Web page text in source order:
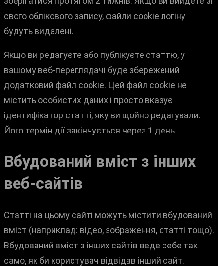
свого облікового запису, файли cookie логіну
будуть видалені.
Якщо ви редагуєте або публікуєте статтю, у
вашому веб-переглядачі буде збережений
додатковий файл cookie. Цей файл cookie не
містить особистих даних і просто вказує
ідентифікатор статті, яку ви щойно редагували.
Його термін дії закінчується через 1 день.
Вбудований вміст з інших
веб-сайтів
Статті на цьому сайті можуть містити вбудований
вміст (наприклад: відео, зображення, статті тощо).
Вбудований вміст з інших сайтів веде себе так
само, як би користувач відвідав інший сайт.